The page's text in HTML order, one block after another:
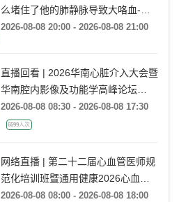
么堵住了他的肺静脉导致大咯血-肺
静脉闭塞原因分析
2026-08-08 20:00 - 2026-08-08 21:00
直播回看 | 2026华南心脏介入大会暨
华南腔内影像及功能学高峰论坛
·CCEC花城影秀暨CCI广州行（SCIF
2026）
2026-08-08 08:30 - 2026-08-08 17:30
6599人次
网络直播 | 第二十二届心血管医师规
范化培训班暨通用健康2026心血管
病年会
2026-08-08 08:00 - 2026-08-08 18:00